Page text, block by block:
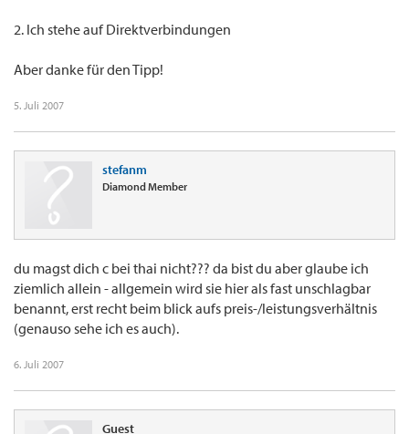
2. Ich stehe auf Direktverbindungen
Aber danke für den Tipp!
5. Juli 2007
stefanm
Diamond Member
du magst dich c bei thai nicht??? da bist du aber glaube ich
ziemlich allein - allgemein wird sie hier als fast unschlagbar
benannt, erst recht beim blick aufs preis-/leistungsverhältnis
(genauso sehe ich es auch).
6. Juli 2007
Guest